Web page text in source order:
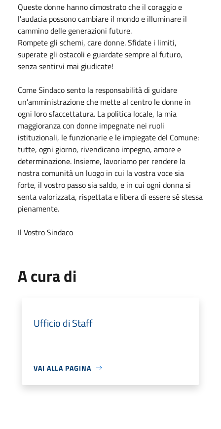
Queste donne hanno dimostrato che il coraggio e
l'audacia possono cambiare il mondo e illuminare il
cammino delle generazioni future.
Rompete gli schemi, care donne. Sfidate i limiti,
superate gli ostacoli e guardate sempre al futuro,
senza sentirvi mai giudicate!
Come Sindaco sento la responsabilità di guidare
un'amministrazione che mette al centro le donne in
ogni loro sfaccettatura. La politica locale, la mia
maggioranza con donne impegnate nei ruoli
istituzionali, le funzionarie e le impiegate del Comune:
tutte, ogni giorno, rivendicano impegno, amore e
determinazione. Insieme, lavoriamo per rendere la
nostra comunità un luogo in cui la vostra voce sia
forte, il vostro passo sia saldo, e in cui ogni donna si
senta valorizzata, rispettata e libera di essere sé stessa
pienamente.
Il Vostro Sindaco
A cura di
Ufficio di Staff
VAI ALLA PAGINA